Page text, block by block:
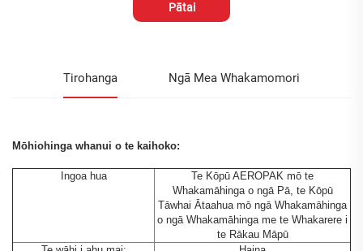
Pātai
Tirohanga Ngā Mea Whakamomori
Mōhiohinga whanui o te kaihoko:
Ingoa hua
Te Kōpū AEROPAK mō te
Whakamāhinga o ngā Pā, te Kōpū
Tāwhai Ātaahua mō ngā Whakamāhinga
o ngā Whakamāhinga me te Whakarere i
te Rākau Māpū